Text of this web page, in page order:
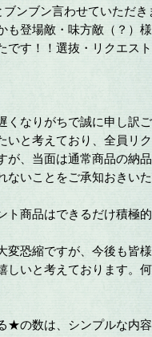
ンブン言わせていただき
も登場敵・味方敵（？）
です！！選抜・リクエス
くなりがちで誠に申し訳
いと考えており、全員リ
が、当面は通常商品の納
ないことをご承知おきい
ト商品はできるだけ積極
変恐縮ですが、今後も皆
しいと考えております。
★の数は、シンプルな内